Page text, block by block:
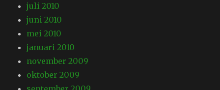
juli 2010
juni 2010
mei 2010
januari 2010
november 2009
oktober 2009